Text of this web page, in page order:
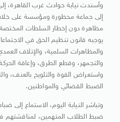
وأسندت نيابة حوادث غرب القاهرة،
إلى جماعة محظورة ومؤسسة على
مظاهرة دون إخطار السلطات المختصة
يوجبه قانون تنظيم الحق في
والمظاهرات السلمية، والإتلاف
والتجمهر، وقطع الطرق، وإعاقة الحركة
واستعراض القوة والتلويح بالعنف،
الضبط القضائي والمواطنين.
وتباشر النيابة اليوم، الاستماع إلى
ضبط الطلاب المتهمين،